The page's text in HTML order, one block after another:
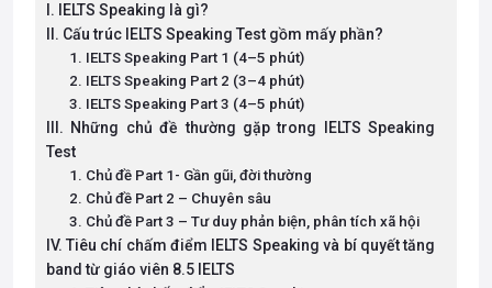
I. IELTS Speaking là gì?
II. Cấu trúc IELTS Speaking Test gồm mấy phần?
1. IELTS Speaking Part 1 (4–5 phút)
2. IELTS Speaking Part 2 (3–4 phút)
3. IELTS Speaking Part 3 (4–5 phút)
III. Những chủ đề thường gặp trong IELTS Speaking
Test
1. Chủ đề Part 1- Gần gũi, đời thường
2. Chủ đề Part 2 – Chuyên sâu
3. Chủ đề Part 3 – Tư duy phản biện, phân tích xã hội
IV. Tiêu chí chấm điểm IELTS Speaking và bí quyết tăng
band từ giáo viên 8.5 IELTS